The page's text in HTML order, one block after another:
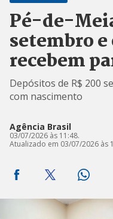
Pé-de-
setembro
recebem
Depósitos de R$ 200
com nascimento
Agência Brasil
03/07/2026 às 11:48.
Atualizado em 03/07/2026 às